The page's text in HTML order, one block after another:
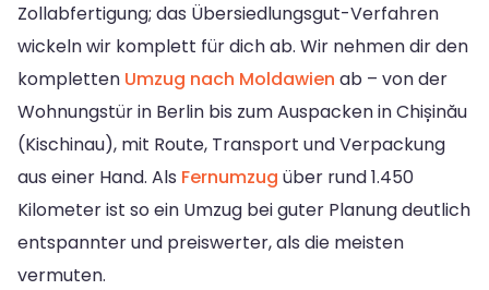
Zollabfertigung; das Übersiedlungsgut-Verfahren
wickeln wir komplett für dich ab. Wir nehmen dir den
kompletten Umzug nach Moldawien ab – von der
Wohnungstür in Berlin bis zum Auspacken in Chișinău
(Kischinau), mit Route, Transport und Verpackung
aus einer Hand. Als Fernumzug über rund 1.450
Kilometer ist so ein Umzug bei guter Planung deutlich
entspannter und preiswerter, als die meisten
vermuten.